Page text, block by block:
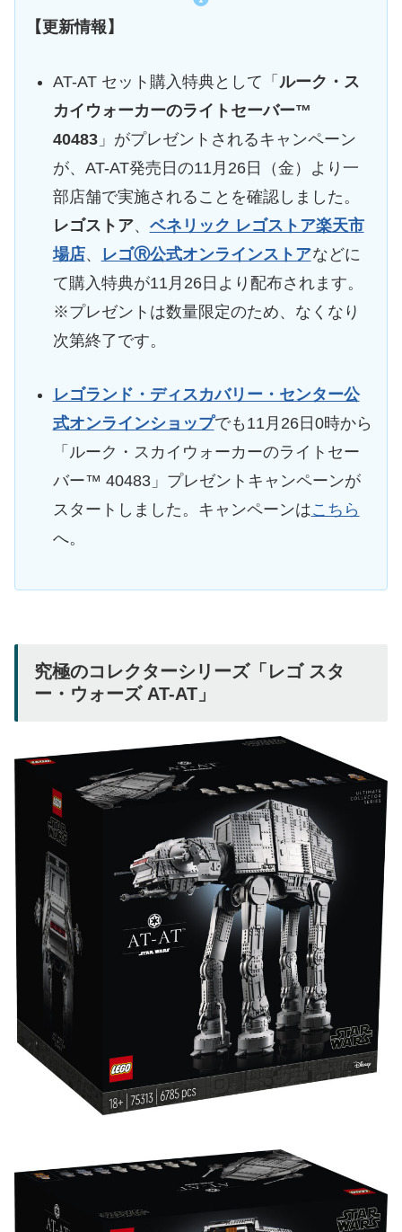
【更新情報】
AT-AT セット購入特典として「 ルーク・ス
カイウォーカーのライトセーバー™
40483」がプレゼントされるキャンペーン
が、AT-AT発売日の11月26日（金）より一
部店舗で実施されることを確認しました。
レゴストア、 ベネリック レゴストア楽天市
場店、 レゴⓇ公式オンラインストアなどに
て購入特典が11月26日より配布されます。
※プレゼントは数量限定のため、なくなり
次第終了です。
レゴランド・ディスカバリー・センター公
式オンラインショップでも11月26日0時から
「ルーク・スカイウォーカーのライトセー
バー™ 40483」プレゼントキャンペーンが
スタートしました。キャンペーンはこちら
へ。
究極のコレクターシリーズ「レゴ スタ
ー・ウォーズ AT-AT」